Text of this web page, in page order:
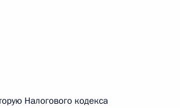
Налогового кодекса